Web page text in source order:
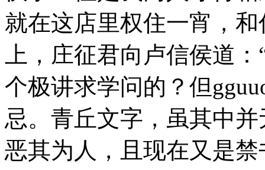
就在这店里权住一宵，
上，庄征君向卢信侯道
个极讲求学问的？但
忌。青丘文字，虽其中
恶其为人，且现在又是